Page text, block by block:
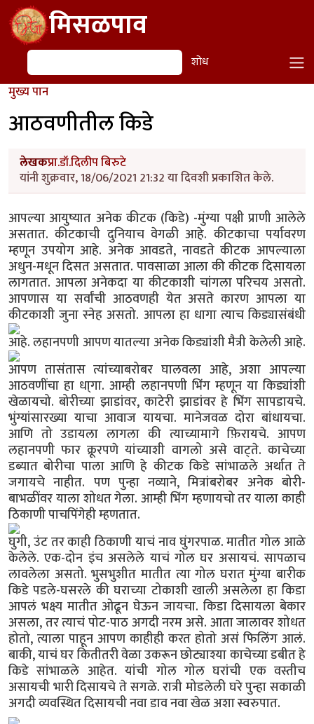
Skip to main contentमिसळपाव
शोध शोध
मुख्य पान
आठवणीतील किडे
लेखकप्रा.डॉ.दिलीप बिरुटे
यांनी शुक्रवार, 18/06/2021 21:32 या दिवशी प्रकाशित केले.
आपल्या आयुष्यात अनेक कीटक (किडे) -मुंग्या पक्षी प्राणी आलेले
असतात. कीटकाची दुनियाच वेगळी आहे. कीटकाचा पर्यावरण
म्हणून उपयोग आहे. अनेक आवडते, नावडते कीटक आपल्याला
अधुन-मधून दिसत असतात. पावसाळा आला की कीटक दिसायला
लागतात. आपला अनेकदा या कीटकाशी चांगला परिचय असतो.
आपणास या सर्वांची आठवणही येत असते कारण आपला या
कीटकाशी जुना स्नेह असतो. आपला हा धागा त्याच किड्यासंबंधी
आहे.लहानपणी आपण यातल्या अनेक किड्यांशी मैत्री केलेली आहे.
आपण तासंतास त्यांच्याबरोबर घालवला आहे, अशा आपल्या
आठवणींचा हा धा्गा. आम्ही लहानपणी भिंग म्हणून या किड्यांशी
खेळायचो. बोरीच्या झाडांवर, काटेरी झाडांवर हे भिंग सापडायचे.
भुंग्यांसारख्या याचा आवाज यायचा. मानेजवळ दोरा बांधायचा.
आणि तो उडायला लागला की त्याच्यामागे फ़िरायचे. आपण
लहानपणी फार क्रूरपणे यांच्याशी वागलो असे वाट्ते. काचेच्या
डब्यात बोरीचा पाला आणि हे कीटक किडे सांभाळले अर्थात ते
जगायचे नाहीत. पण पुन्हा नव्याने, मित्रांबरोबर अनेक बोरी-
बाभळींवर याला शोधत गेला. आम्ही भिंग म्हणायचो तर याला काही
ठिकाणी पाचपिंगेही म्हणतात.
घुगी, उंट तर काही ठिकाणी याचं नाव घुंगरपाळ. मातीत गोल आळे
केलेले. एक-दोन इंच असलेले याचं गोल घर असायचं. सापळाच
लावलेला असतो. भुसभुशीत मातीत त्या गोल घरात मुंग्या बारीक
किडे पडले-घसरले की घराच्या टोकाशी खाली असलेला हा किडा
आपलं भक्ष्य मातीत ओढून घेऊन जायचा. किडा दिसायला बेकार
असला, तर त्याचं पोट-पाठ अगदी नरम असे. आता जालावर शोधत
होतो, त्याला पाहून आपण काहीही करत होतो असं फिलिंग आलं.
बाकी, याचं घर कितीतरी वेळा उकरून छोट्याश्या काचेच्या डबीत हे
किडे सांभाळले आहेत. यांची गोल गोल घरांची एक वस्तीच
असायची भारी दिसायचे ते सगळे. रात्री मोडलेली घरे पुन्हा सकाळी
अगदी व्यवस्थित दिसायची नवा डाव नवा खेळ अशा स्वरुपात.